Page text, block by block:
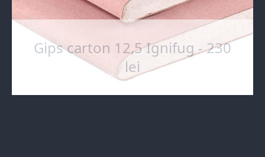
Gips carton 12,5 Ignifug - 230
lei